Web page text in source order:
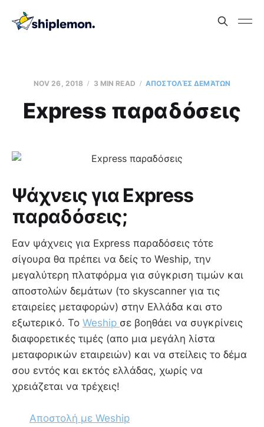
NOV 26, 2018 3 MIN READ AΠΟΣΤΟΛΈΣ ΔΕΜΆΤΩΝ
Express παραδόσεις
Ψάχνεις για Express
παραδόσεις;
Εαν ψάχνεις για Express παραδόσεις τότε
σίγουρα θα πρέπει να δείς το Weship, την
μεγαλύτερη πλατφόρμα για σύγκριση τιμών και
αποστολών δεμάτων (το skyscanner για τις
εταιρείες μεταφορών) στην Ελλάδα και στο
εξωτερικό. Το Weship σε βοηθάει να συγκρίνεις
διαφορετικές τιμές (απο μια μεγάλη λίστα
μεταφορικών εταιρειών) και να στείλεις το δέμα
σου εντός και εκτός ελλάδας, χωρίς να
χρειάζεται να τρέχεις!
Αποστολή με Weship